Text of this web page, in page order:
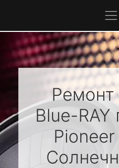
Ремонт
Blue-RAY
Pioneer